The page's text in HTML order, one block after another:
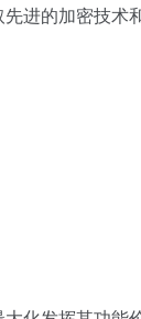
进的加密技术